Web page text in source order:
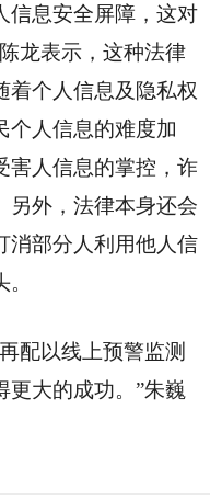
信息安全屏障，这对
龙表示，这种法律
着个人信息及隐私权
个人信息的难度加
害人信息的掌控，诈
另外，法律本身还会
消部分人利用他人信
配以线上预警监测
更大的成功。”朱巍